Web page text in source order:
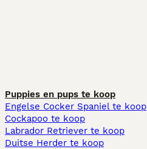
Puppies en pups te koop
Engelse Cocker Spaniel te koop
Cockapoo te koop
Labrador Retriever te koop
Duitse Herder te koop